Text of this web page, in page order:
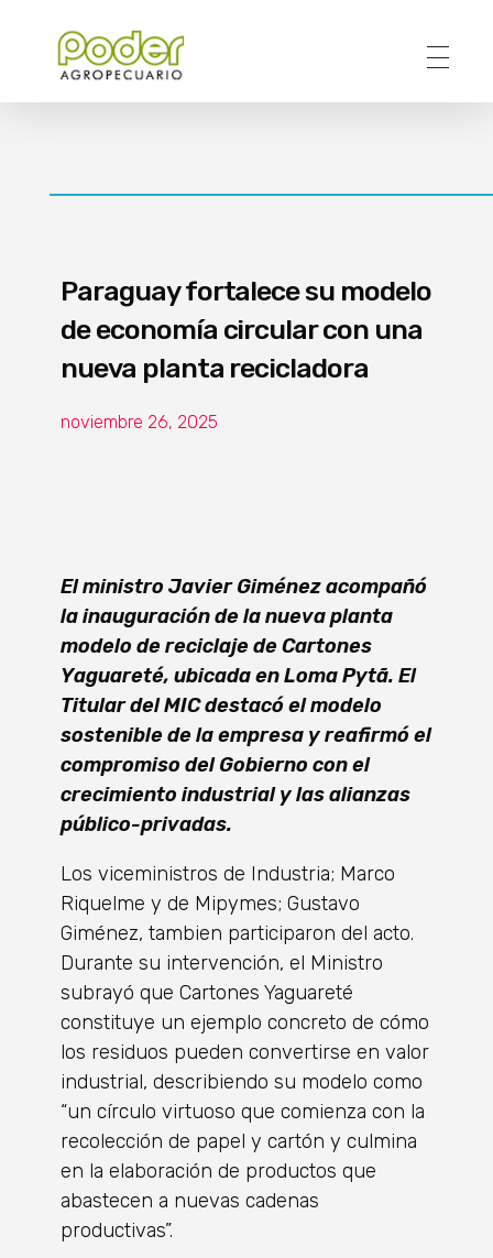
Paraguay fortalece su modelo
de economía circular con una
nueva planta recicladora
noviembre 26, 2025
El ministro Javier Giménez acompañó
la inauguración de la nueva planta
modelo de reciclaje de Cartones
Yaguareté, ubicada en Loma Pytã. El
Titular del MIC destacó el modelo
sostenible de la empresa y reafirmó el
compromiso del Gobierno con el
crecimiento industrial y las alianzas
público-privadas.
Los viceministros de Industria; Marco
Riquelme y de Mipymes; Gustavo
Giménez, tambien participaron del acto.
Durante su intervención, el Ministro
subrayó que Cartones Yaguareté
constituye un ejemplo concreto de cómo
los residuos pueden convertirse en valor
industrial, describiendo su modelo como
“un círculo virtuoso que comienza con la
recolección de papel y cartón y culmina
en la elaboración de productos que
abastecen a nuevas cadenas
productivas”.